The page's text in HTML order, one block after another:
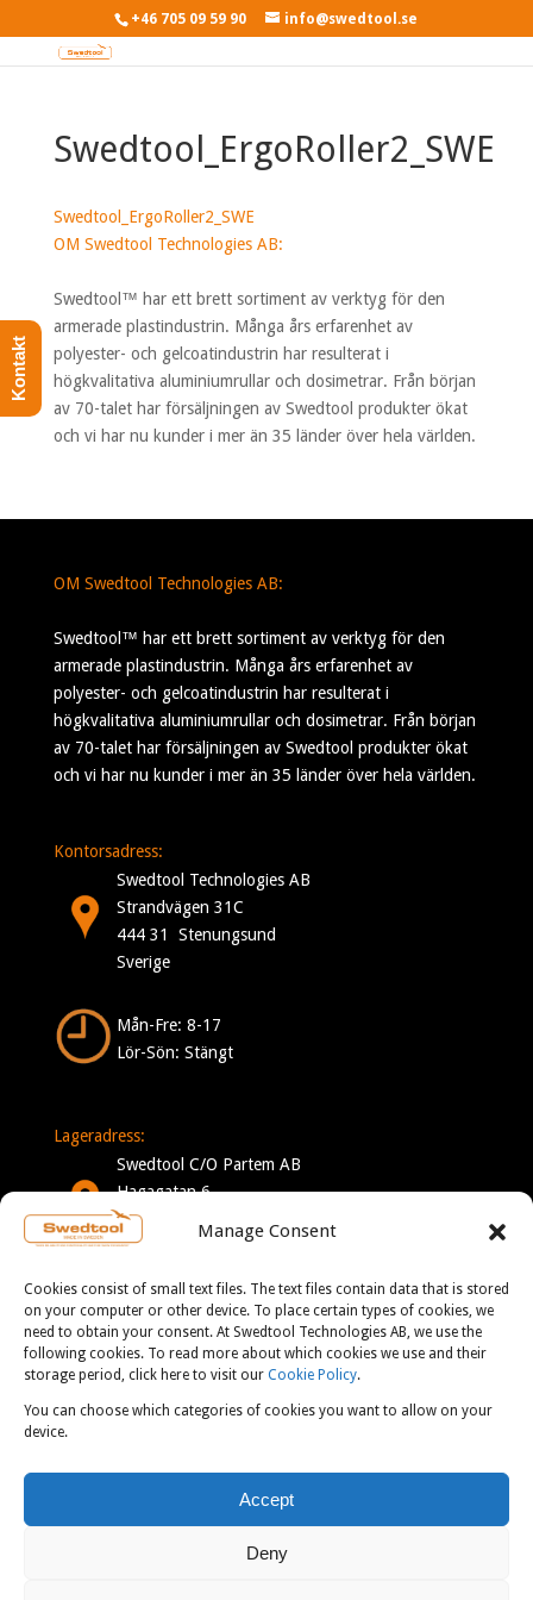
Manage Consent
Cookies consist of small text files. The text files contain data that is stored
on your computer or other device. To place certain types of cookies, we
need to obtain your consent. At Swedtool Technologies AB, we use the
following cookies. To read more about which cookies we use and their
storage period, click here to visit our Cookie Policy.
You can choose which categories of cookies you want to allow on your
device.
Accept
Deny
+46 705 09 59 90 info@swedtool.se
Swedtool_ErgoRoller2_SWE
Swedtool_ErgoRoller2_SWE
OM Swedtool Technologies AB:
Swedtool™ har ett brett sortiment av verktyg för den
armerade plastindustrin. Många års erfarenhet av
polyester- och gelcoatindustrin har resulterat i
högkvalitativa aluminiumrullar och dosimetrar. Från början
av 70-talet har försäljningen av Swedtool produkter ökat
och vi har nu kunder i mer än 35 länder över hela världen.
OM Swedtool Technologies AB:
Swedtool™ har ett brett sortiment av verktyg för den
armerade plastindustrin. Många års erfarenhet av
polyester- och gelcoatindustrin har resulterat i
högkvalitativa aluminiumrullar och dosimetrar. Från början
av 70-talet har försäljningen av Swedtool produkter ökat
och vi har nu kunder i mer än 35 länder över hela världen.
Kontorsadress:
Swedtool Technologies AB
Strandvägen 31C
444 31 Stenungsund
Sverige
Mån-Fre: 8-17
Lör-Sön: Stängt
Lageradress:
Swedtool C/O Partem AB
Hagagatan 6
332 35 Gislaved
Sverige
Mån-Tor: 7-16
Fre: 7-13
KONTAKT:
info@swedtool.se
Kontakt